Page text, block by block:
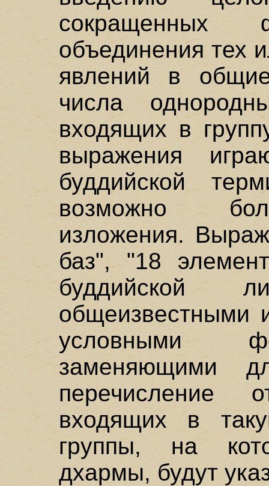
объединения тех
явлений в
числа
входящих в
выражения
буддийской
возможно
изложения.
баз", "18
буддийской
общеизвестными
условными
заменяющими
перечисление
входящих в
группы, на
дхармы, будут